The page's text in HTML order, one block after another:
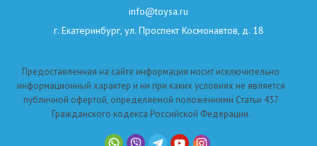
info@toysa.ru
г. Екатеринбург, ул. Проспект Космонавтов, д. 18
Предоставленная на сайте информация носит исключительно
информационный характер и ни при каких условиях не является
публичной офертой, определяемой положениями Статьи 437
Гражданского кодекса Российской Федерации.